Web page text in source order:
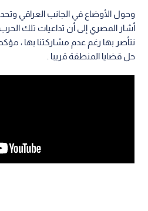
وحول الأوضاع في الجانب العراقي
أشار المصري إلى أن تداعيات تلك الحرب
نتأصر بها رغم عدم مشاركتنا بها ،
حل قضايا المنطقة قريبا .